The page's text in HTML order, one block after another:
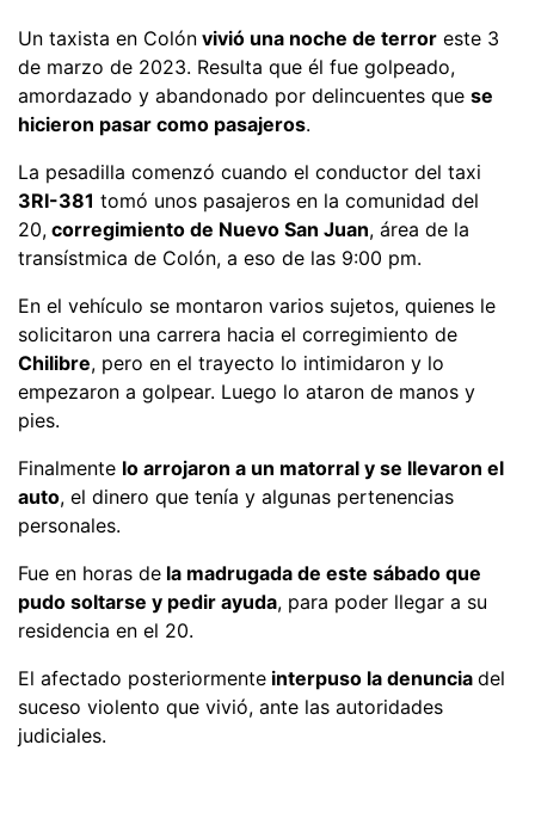
Un taxista en Colón vivió una noche de terror este 3
de marzo de 2023. Resulta que él fue golpeado,
amordazado y abandonado por delincuentes que se
hicieron pasar como pasajeros.
La pesadilla comenzó cuando el conductor del taxi
3RI-381 tomó unos pasajeros en la comunidad del
20, corregimiento de Nuevo San Juan, área de la
transístmica de Colón, a eso de las 9:00 pm.
En el vehículo se montaron varios sujetos, quienes le
solicitaron una carrera hacia el corregimiento de
Chilibre, pero en el trayecto lo intimidaron y lo
empezaron a golpear. Luego lo ataron de manos y
pies.
Finalmente lo arrojaron a un matorral y se llevaron el
auto, el dinero que tenía y algunas pertenencias
personales.
Fue en horas de la madrugada de este sábado que
pudo soltarse y pedir ayuda, para poder llegar a su
residencia en el 20.
El afectado posteriormente interpuso la denuncia del
suceso violento que vivió, ante las autoridades
judiciales.